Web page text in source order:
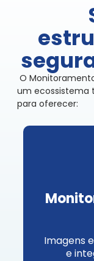
O
um ecossistema
para oferecer:
Imagens
e